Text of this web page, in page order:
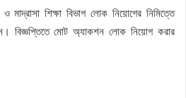
ও মাদ্রাসা শিক্ষা বিভাগ লোক নিয়োগের নিমিত্তে
বিজ্ঞপ্তিতে মোট অ্যাকশন লোক নিয়োগ করার